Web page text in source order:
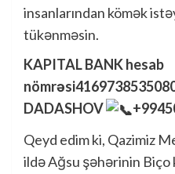
insanlarından kömək
tükənməsin.
KAPITAL BANK hesab
DADASHOV
Qeyd edim ki, Qazimiz
ildə Ağsu şəhərinin Biço